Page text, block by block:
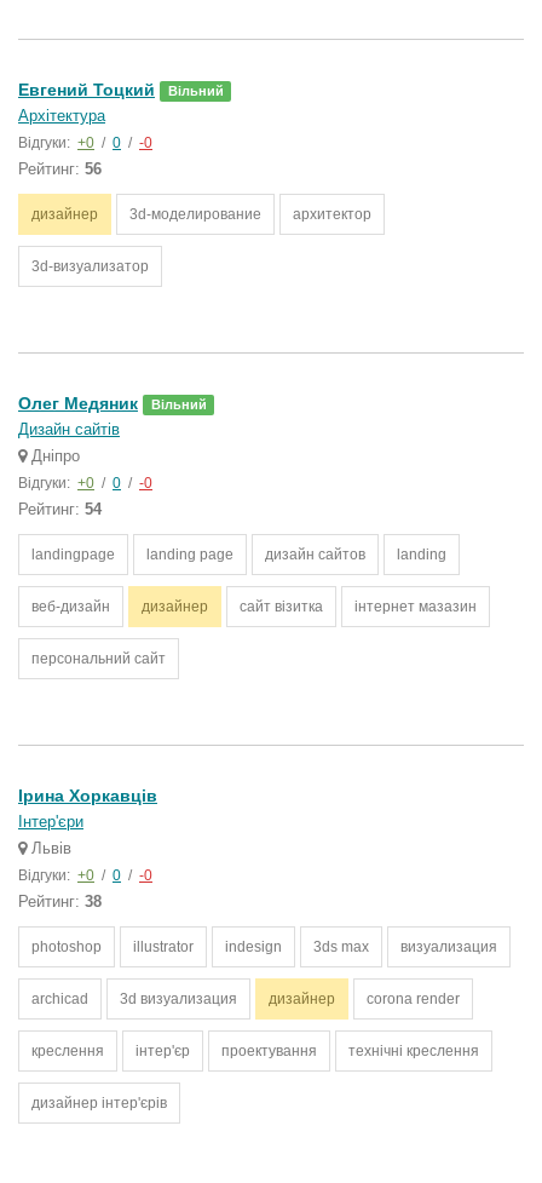
Евгений Тоцкий Вільний
Архітектура
Відгуки: +0 / 0 / -0
Рейтинг: 56
дизайнер 3d-моделирование архитектор
3d-визуализатор
Олег Медяник Вільний
Дизайн сайтів
Дніпро
Відгуки: +0 / 0 / -0
Рейтинг: 54
landingpage landing page дизайн сайтов landing
веб-дизайн дизайнер сайт візитка інтернет мазазин
персональний сайт
Ірина Хоркавців
Інтер'єри
Львів
Відгуки: +0 / 0 / -0
Рейтинг: 38
photoshop illustrator indesign 3ds max визуализация
archicad 3d визуализация дизайнер corona render
креслення інтер'єр проектування технічні креслення
дизайнер інтер'єрів